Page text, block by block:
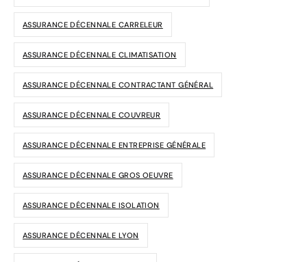
ASSURANCE DÉCENNALE CARRELEUR
ASSURANCE DÉCENNALE CLIMATISATION
ASSURANCE DÉCENNALE CONTRACTANT GÉNÉRAL
ASSURANCE DÉCENNALE COUVREUR
ASSURANCE DÉCENNALE ENTREPRISE GÉNÉRALE
ASSURANCE DÉCENNALE GROS OEUVRE
ASSURANCE DÉCENNALE ISOLATION
ASSURANCE DÉCENNALE LYON